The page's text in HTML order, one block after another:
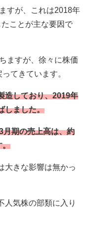
すが、これは2018年
ことが主な要因で
ますが、徐々に株価
てきています。
造しており、2019年
しました。
月期の売上高は、約
。
大きな影響は無かっ
人気株の部類に入り